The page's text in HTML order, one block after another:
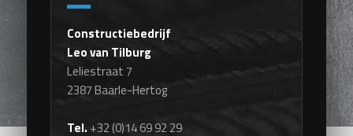
Constructiebedrijf
Leo van Tilburg
Leliestraat 7
2387 Baarle-Hertog
Tel. +32 (0)14 69 92 29